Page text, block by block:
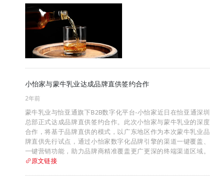
小怡家与蒙牛乳业达成品牌直供签约合作
2年前
蒙牛乳业与怡亚通旗下B2B数字化平台-小怡家近日在怡亚通深圳
总部正式达成品牌直供签约合作。此次小怡家与蒙牛乳业的深度
合作，将基于品牌直供的模式，以广东地区作为本次蒙牛乳业品
牌直供先行试点，通过小怡家数字化品牌引擎的渠道一键覆盖、
一键营销功能，助力品牌商精准覆盖更广更深的终端渠道区域。
原文链接